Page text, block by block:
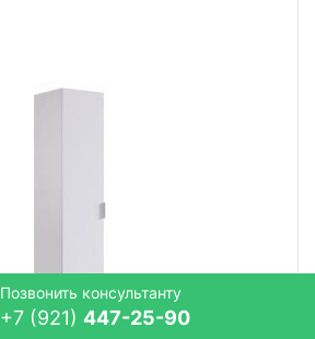
Позвонить консультанту
+7 (921) 447-25-90